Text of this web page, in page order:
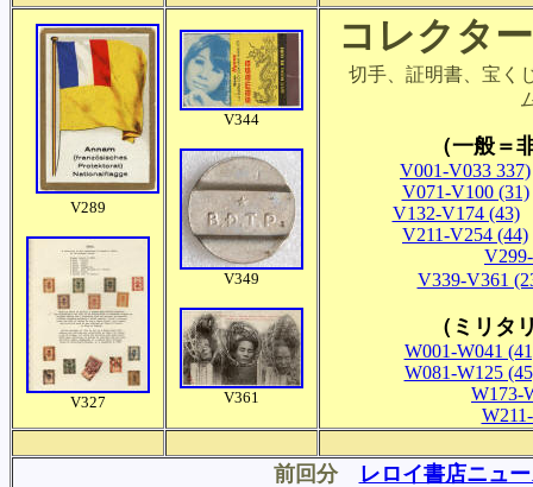
V289
V327
V344
V349
V361
コレクタ
切手、証明書、宝く
（一般＝
V001-V033 337)
V071-V100 (31)
V132-V174 (43)
V211-V254 (44)
V339-V361
（ミリタ
W001-W041
W081-W125
W173-
前回分
レロイ書店ニュ